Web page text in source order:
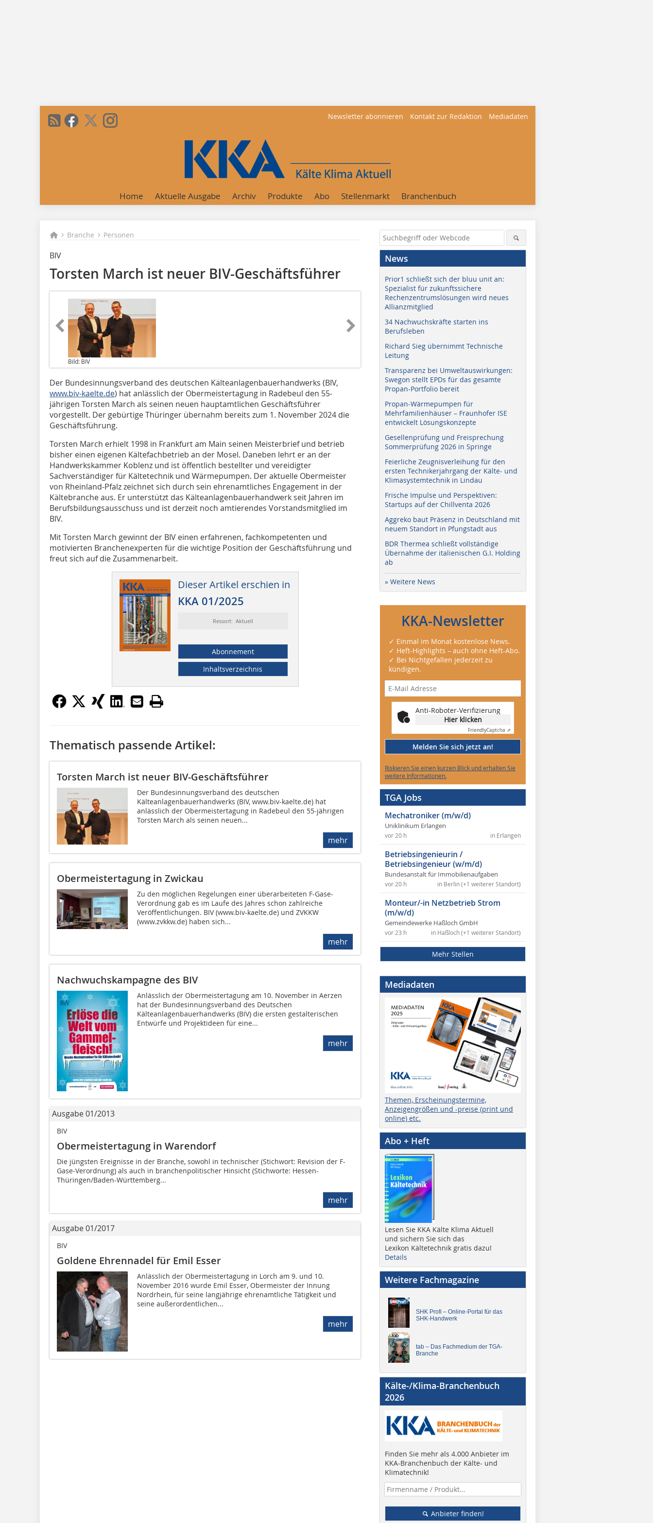
Newsletter abonnieren Kontakt zur Redaktion Mediadaten
Home Aktuelle Ausgabe Archiv Produkte Abo Stellenmarkt Branchenbuch
Branche Personen
BIV
Torsten March ist neuer BIV-Geschäftsführer
Bild: BIV
Der Bundesinnungsverband des deutschen Kälteanlagenbauerhandwerks (BIV,
www.biv-kaelte.de) hat anlässlich der Obermeistertagung in Radebeul den 55-
jährigen Torsten March als seinen neuen hauptamtlichen Geschäftsführer
vorgestellt. Der gebürtige Thüringer übernahm bereits zum 1. November 2024 die
Geschäftsführung.
Torsten March erhielt 1998 in Frankfurt am Main seinen Meisterbrief und betrieb
bisher einen eigenen Kältefachbetrieb an der Mosel. Daneben lehrt er an der
Handwerkskammer Koblenz und ist öffentlich bestellter und vereidigter
Sachverständiger für Kältetechnik und Wärmepumpen. Der aktuelle Obermeister
von Rheinland-Pfalz zeichnet sich durch sein ehrenamtliches Engagement in der
Kältebranche aus. Er unterstützt das Kälteanlagenbauerhandwerk seit Jahren im
Berufsbildungsausschuss und ist derzeit noch amtierendes Vorstandsmitglied im
BIV.
Mit Torsten March gewinnt der BIV einen erfahrenen, fachkompetenten und
motivierten Branchenexperten für die wichtige Position der Geschäftsführung und
freut sich auf die Zusammenarbeit.
Dieser Artikel erschien in
KKA 01/2025
Ressort: Aktuell
Abonnement
Inhaltsverzeichnis
Thematisch passende Artikel:
Torsten March ist neuer BIV-Geschäftsführer
Der Bundesinnungsverband des deutschen
Kälteanlagenbauerhandwerks (BIV, www.biv-kaelte.de) hat
anlässlich der Obermeistertagung in Radebeul den 55-jährigen
Torsten March als seinen neuen...
mehr
Obermeistertagung in Zwickau
Zu den möglichen Regelungen einer überarbeiteten F-Gase-
Verordnung gab es im Laufe des Jahres schon zahlreiche
Veröffentlichungen. BIV (www.biv-kaelte.de) und ZVKKW
(www.zvkkw.de) haben sich...
mehr
Nachwuchskampagne des BIV
Anlässlich der Obermeistertagung am 10. November in Aerzen
hat der Bundesinnungsverband des Deutschen
Kälteanlagenbauerhandwerks (BIV) die ersten gestalterischen
Entwürfe und Projektideen für eine...
mehr
Ausgabe 01/2013
BIV
Obermeistertagung in Warendorf
Die jüngsten Ereignisse in der Branche, sowohl in technischer (Stichwort: Revision der F-
Gase-Verordnung) als auch in branchenpolitischer Hinsicht (Stichworte: Hessen-
Thüringen/Baden-Württemberg...
mehr
Ausgabe 01/2017
BIV
Goldene Ehrennadel für Emil Esser
Anlässlich der Obermeistertagung in Lorch am 9. und 10.
November 2016 wurde Emil Esser, Obermeister der Innung
Nordrhein, für seine langjährige ehrenamtliche Tätigkeit und
seine außerordentlichen...
mehr
News
Prior1 schließt sich der bluu unit an:
Spezialist für zukunftssichere
Rechenzentrumslösungen wird neues
Allianzmitglied
34 Nachwuchskräfte starten ins
Berufsleben
Richard Sieg übernimmt Technische
Leitung
Transparenz bei Umweltauswirkungen:
Swegon stellt EPDs für das gesamte
Propan-Portfolio bereit
Propan-Wärmepumpen für
Mehrfamilienhäuser – Fraunhofer ISE
entwickelt Lösungskonzepte
Gesellenprüfung und Freisprechung
Sommerprüfung 2026 in Springe
Feierliche Zeugnisverleihung für den
ersten Technikerjahrgang der Kälte- und
Klimasystemtechnik in Lindau
Frische Impulse und Perspektiven:
Startups auf der Chillventa 2026
Aggreko baut Präsenz in Deutschland mit
neuem Standort in Pfungstadt aus
BDR Thermea schließt vollständige
Übernahme der italienischen G.I. Holding
ab
» Weitere News
KKA-Newsletter
✓ Einmal im Monat kostenlose News.
✓ Heft-Highlights – auch ohne Heft-Abo.
✓ Bei Nichtgefallen jederzeit zu
kündigen.
Anti-Roboter-Verifizierung
Hier klicken
FriendlyCaptcha ⇗
Melden Sie sich jetzt an!
Riskieren Sie einen kurzen Blick und erhalten Sie
weitere Informationen.
TGA Jobs
Mechatroniker (m/w/d)
Uniklinikum Erlangen
in Erlangen
vor 20 h
Betriebsingenieurin /
Betriebsingenieur (w/m/d)
Bundesanstalt für Immobilienaufgaben
in Berlin (+1 weiterer Standort)
vor 20 h
Monteur/-in Netzbetrieb Strom
(m/w/d)
Gemeindewerke Haßloch GmbH
in Haßloch (+1 weiterer Standort)
vor 23 h
Mehr Stellen
Mediadaten
Themen, Erscheinungstermine,
Anzeigengrößen und -preise (print und
online) etc.
Abo + Heft
Lesen Sie KKA Kälte Klima Aktuell
und sichern Sie sich das
Lexikon Kältetechnik gratis dazu!
Details
Weitere Fachmagazine
SHK Profi – Online-Portal für das
SHK-Handwerk
tab – Das Fachmedium der TGA-
Branche
Kälte-/Klima-Branchenbuch
2026
Finden Sie mehr als 4.000 Anbieter im
KKA-Branchenbuch der Kälte- und
Klimatechnik!
Anbieter finden!